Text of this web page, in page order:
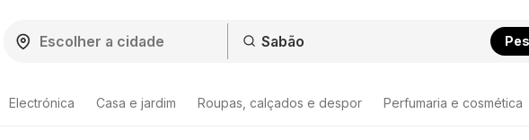
Electrónica Casa e jardim Roupas, calçados e despor Perfumaria e cosmética